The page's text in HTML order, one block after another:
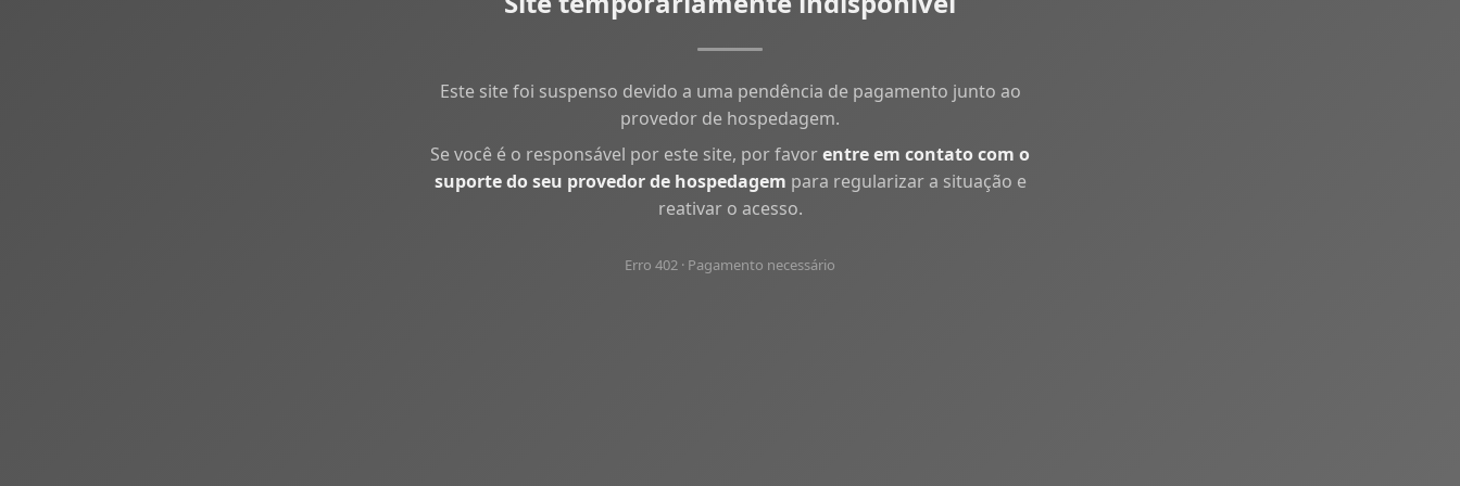
Este site foi suspenso devido a uma pendência de pagamento junto ao
provedor de hospedagem.
Se você é o responsável por este site, por favorentre em contato com o
suporte do seu provedor de hospedagem para regularizar a situação e
reativar o acesso.
Erro 402 · Pagamento necessário